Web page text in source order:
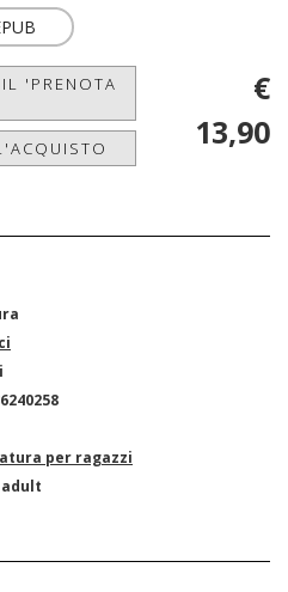
'PRENOTA
€
13,90
per ragazzi